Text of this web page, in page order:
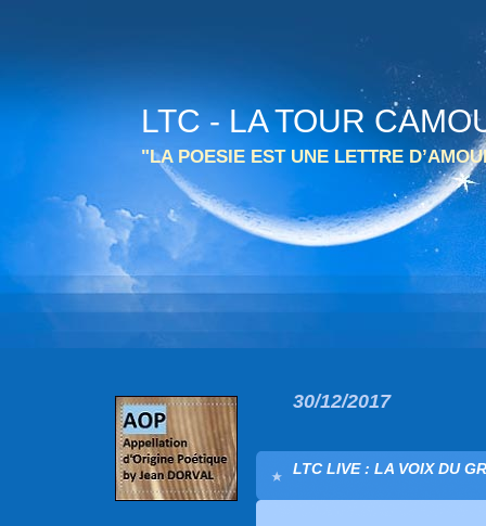
LTC - LA TOUR
"LA POESIE EST UNE LETTRE
30/12/2017
LTC LIVE : LA VOIX DU